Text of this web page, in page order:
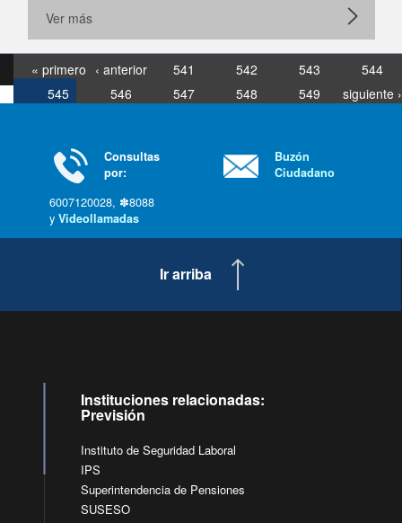
Ver más
« primero ‹ anterior 541 542 543
544
545
546 547 548 549
siguiente ›
Consultas
por:
6007120028, ✽8088
y Videollamadas
Buzón
Ciudadano
Ir arriba
Instituciones relacionadas:
Previsión
Instituto de Seguridad Laboral
IPS
Superintendencia de Pensiones
SUSESO